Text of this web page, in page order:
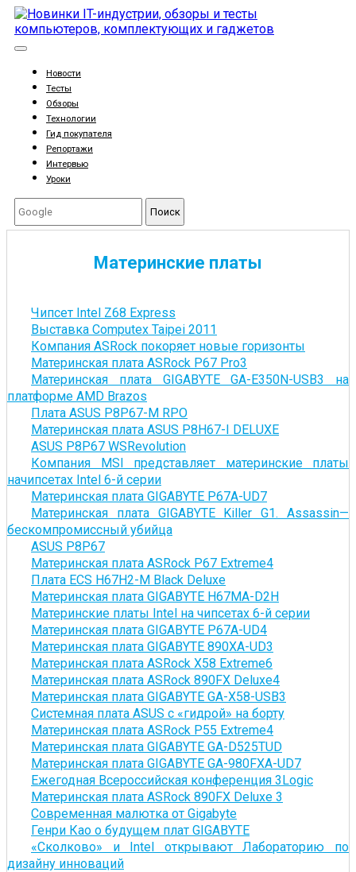
Новости
Тесты
Обзоры
Технологии
Гид покупателя
Репортажи
Интервью
Уроки
Поиск
Материнские платы
Чипсет Intel Z68 Express
Выставка Computex Taipei 2011
Компания ASRock покоряет новые горизонты
Материнская плата ASRock P67 Pro3
Материнская плата GIGABYTE GA-E350N-USB3 на
платформе AMD Brazos
Плата ASUS P8P67-M RPO
Материнская плата ASUS P8H67-I DELUXE
ASUS P8P67 WSRevolution
Компания MSI представляет материнские платы
начипсетах Intel 6-й серии
Материнская плата GIGABYTE P67A-UD7
Материнская плата GIGABYTE Killer G1. Assassin—
бескомпромиссный убийца
ASUS P8P67
Материнская плата ASRock P67 Extreme4
Плата ECS H67H2-M Black Deluxe
Материнская плата GIGABYTE H67MA-D2H
Материнские платы Intel на чипсетах 6-й серии
Материнская плата GIGABYTE P67A-UD4
Материнская плата GIGABYTE 890XA-UD3
Материнская плата ASRock X58 Extreme6
Материнская плата ASRock 890FX Deluxe4
Материнская плата GIGABYTE GA-X58-USB3
Системная плата ASUS с «гидрой» на борту
Материнская плата ASRock P55 Extreme4
Материнская плата GIGABYTE GA-D525TUD
Материнская плата GIGABYTE GA-980FXA-UD7
Ежегодная Всероссийская конференция 3Logic
Материнская плата ASRock 890FX Deluxe 3
Современная малютка от Gigabyte
Генри Као о будущем плат GIGABYTE
«Сколково» и Intel открывают Лабораторию по
дизайну инноваций